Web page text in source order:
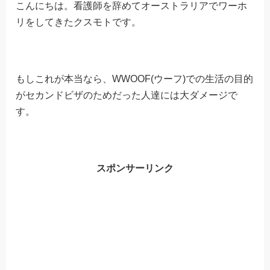
こんにちは。看護師を辞めてオーストラリアでワーホ
リをしてきたクスモトです。
もしこれが本当なら、WWOOF(ウーフ)での生活の目的
がセカンドビザのためだった人達には大ダメージで
す。
スポンサーリンク